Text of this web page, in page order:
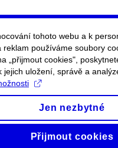
tohoto webu a k
reklam používáme soubory
„přijmout cookies",
jejich uložení, správě a
Jen nezbytné
Přijmout cookies